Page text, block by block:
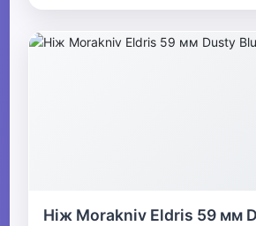
Ніж Morakniv Eldris 59 мм